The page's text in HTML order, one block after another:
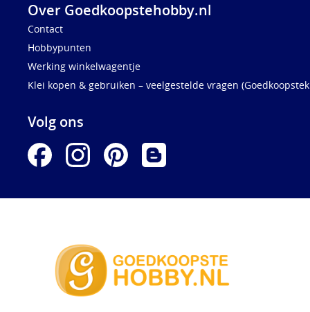
Over Goedkoopstehobby.nl
Contact
Hobbypunten
Werking winkelwagentje
Klei kopen & gebruiken – veelgestelde vragen
Volg ons